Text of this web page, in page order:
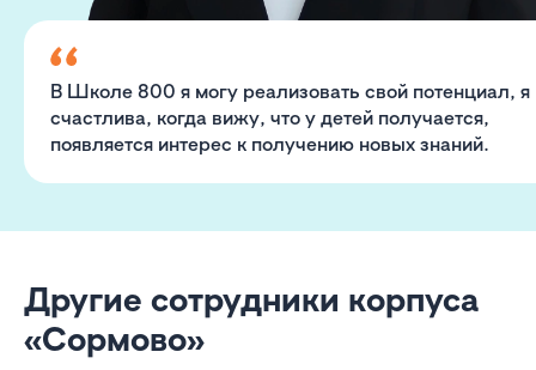
В Школе 800 я могу реализовать свой потенциал, я
счастлива, когда вижу, что у детей получается,
появляется интерес к получению новых знаний.
Другие сотрудники корпуса
«Сормово»